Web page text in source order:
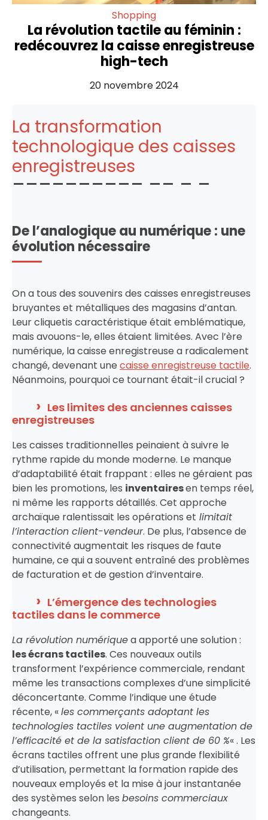
Shopping
La révolution tactile au féminin :
redécouvrez la caisse enregistreuse
high-tech
20 novembre 2024
La transformation
technologique des caisses
enregistreuses
De l’analogique au numérique : une
évolution nécessaire
On a tous des souvenirs des caisses enregistreuses
bruyantes et métalliques des magasins d’antan.
Leur cliquetis caractéristique était emblématique,
mais avouons-le, elles étaient limitées. Avec l’ère
numérique, la caisse enregistreuse a radicalement
changé, devenant une caisse enregistreuse tactile.
Néanmoins, pourquoi ce tournant était-il crucial ?
Les limites des anciennes caisses
enregistreuses
Les caisses traditionnelles peinaient à suivre le
rythme rapide du monde moderne. Le manque
d’adaptabilité était frappant : elles ne géraient pas
bien les promotions, les inventairesen temps réel,
ni même les rapports détaillés. Cet approche
archaïque ralentissait les opérations et limitait
l’interaction client-vendeur. De plus, l’absence de
connectivité augmentait les risques de faute
humaine, ce qui a souvent entraîné des problèmes
de facturation et de gestion d’inventaire.
L’émergence des technologies
tactiles dans le commerce
La révolution numériquea apporté une solution :
les écrans tactiles. Ces nouveaux outils
transforment l’expérience commerciale, rendant
même les transactions complexes d’une simplicité
déconcertante. Comme l’indique une étude
récente, «les commerçants adoptant les
technologies tactiles voient une augmentation de
l’efficacité et de la satisfaction client de 60 %« . Les
écrans tactiles offrent une plus grande flexibilité
d’utilisation, permettant la formation rapide des
nouveaux employés et la mise à jour instantanée
des systèmes selon les besoins commerciaux
changeants.